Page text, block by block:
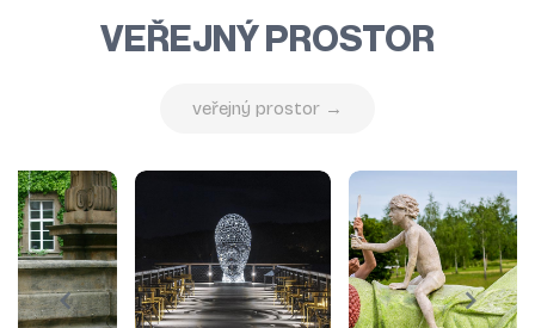
VEŘEJNÝ PROSTOR
veřejný prostor →